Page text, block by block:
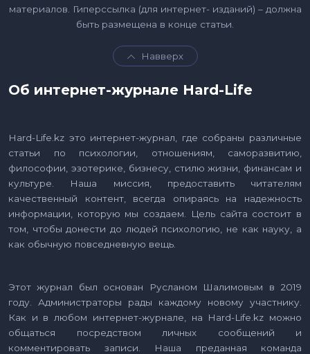
материалов. Гиперссылка (для интернет- изданий) – должна
быть размещена в конце статьи.
Навверх
Об интернет-журнале Hard-Life
Hard-Life.kz это интернет-журнал, где собраны различные
статьи по психологии, отношениям, саморазвитию,
философии, эзотерике, бизнесу, стилю жизни, финансам и
культуре. Наша миссия, предоставить читателям
качественный контент, всегда опираясь на надежность
информации, которую мы создаем. Цель сайта состоит в
том, чтобы донести до людей психологию, не как науку, а
как обычную повседневную вещь.
Этот журнал был основан Русланом Шалимовым в 2019
году. Администраторы рады каждому новому участнику.
Как и в любом интернет-журнале, на Hard-Life.kz можно
общаться посредством личных сообщений и
комментировать записи. Наша преданная команда